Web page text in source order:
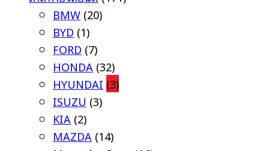
BMW (20)
BYD (1)
FORD (7)
HONDA (32)
HYUNDAI (3)
ISUZU (3)
KIA (2)
MAZDA (14)